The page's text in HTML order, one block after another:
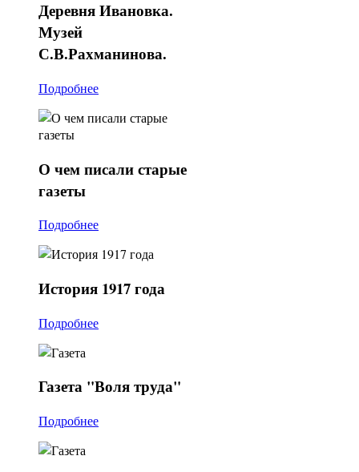
ДеревняИвановка.
Музей
С.В.Рахманинова.
Подробнее
О чем писали старые
газеты
Подробнее
История 1917 года
Подробнее
Газета "Воля труда"
Подробнее